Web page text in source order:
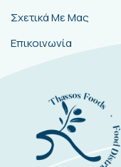
Σχετικά Με Μας
Επικοινωνία